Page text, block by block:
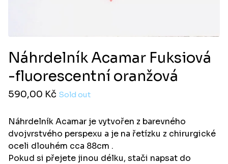
Náhrdelník Acamar Fuksiová
-fluorescentní oranžová
590,00 Kč Sold out
Náhrdelník Acamar je vytvořen z barevného
dvojvrstvého perspexu a je na řetízku z chirurgické
oceli dlouhém cca 88cm .
Pokud si přejete jinou délku, stači napsat do